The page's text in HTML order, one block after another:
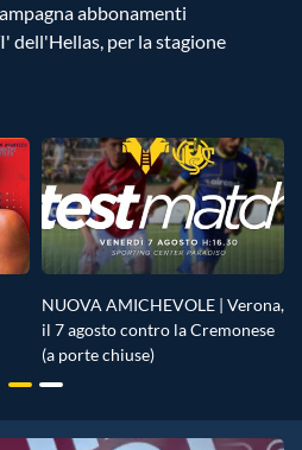
abbonamenti
dell'Hellas, per la stagione
NUOVA AMICHEVOLE | Verona,
il 7 agosto contro la Cremonese
(a porte chiuse)